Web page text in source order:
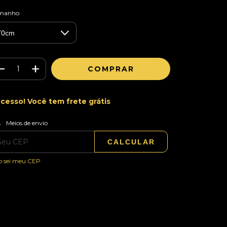
Você tem frete grátis
para o CEP:
Meios de envio
CALCULAR
sei meu CEP